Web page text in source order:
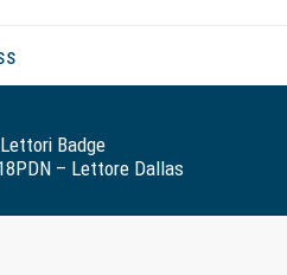
Badge
– Lettore Dallas